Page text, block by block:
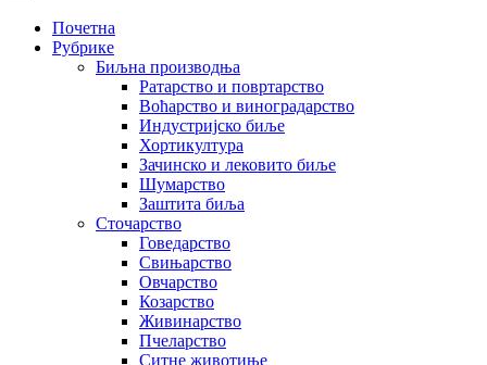
Почетна
Рубрике
Биљна производња
Ратарство и повртарство
Воћарство и виноградарство
Индустријско биље
Хортикултура
Зачинско и лековито биље
Шумарство
Заштита биља
Сточарство
Говедарство
Свињарство
Овчарство
Козарство
Живинарство
Пчеларство
Ситне животиње